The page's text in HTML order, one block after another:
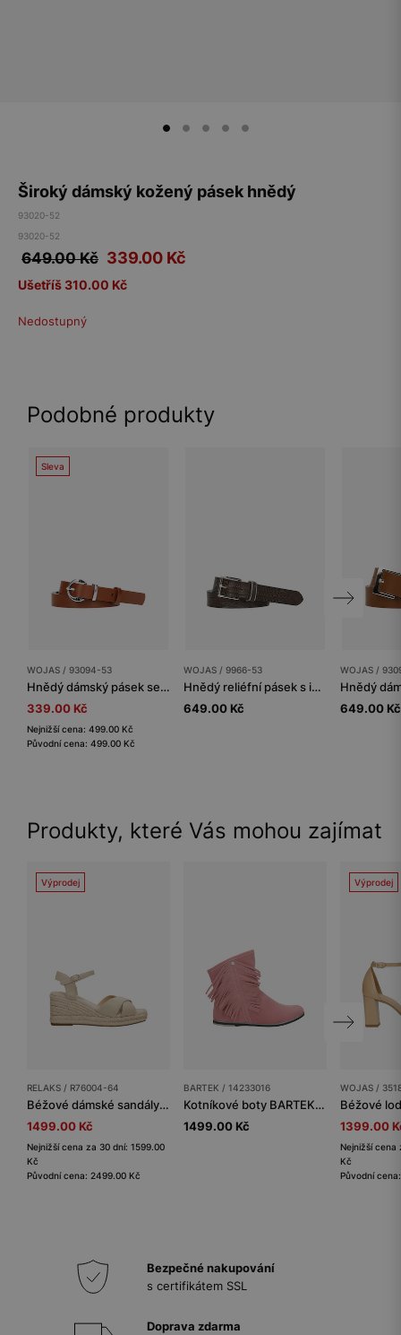
Široký dámský kožený pásek hnědý
93020-52
93020-52
649.00 Kč 339.00 Kč
Ušetříš 310.00 Kč
Nedostupný
Podobné produkty
Sleva
WOJAS / 93094-53
Hnědý dámský pásek se stříbrnou sponou
339.00 Kč
Nejnižší cena: 499.00 Kč
Původní cena: 499.00 Kč
WOJAS / 9966-53
Hnědý reliéfní pásek s imitací krokodýlí kůže se zlatými doplňky
649.00 Kč
WOJAS /
649.00 Kč
Produkty, které Vás mohou zajímat
Výprodej
RELAKS / R76004-64
Béžové dámské sandály ve stylu espadril RELAKS
1499.00 Kč
Nejnižší cena za 30 dní: 1599.00
Kč
Původní cena: 2499.00 Kč
BARTEK / 14233016
Kotníkové boty BARTEK 14233016, pro dívky, růžové
1499.00 Kč
Výprodej
WOJAS /
1399.00
Nejnižší cena
Kč
Původní
Bezpečné nakupování
s certifikátem SSL
Doprava zdarma